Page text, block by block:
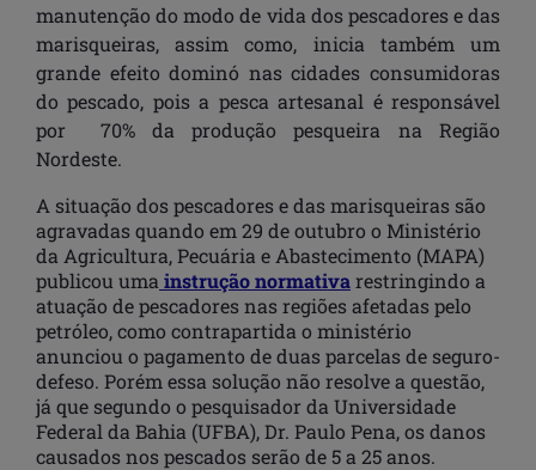
manutenção do modo de vida dos pescadores e das
marisqueiras, assim como, inicia também um
grande efeito dominó nas cidades consumidoras
do pescado, pois a pesca artesanal é responsável
por 70% da produção pesqueira na Região
Nordeste.
A situação dos pescadores e das marisqueiras são
agravadas quando em 29 de outubro o Ministério
da Agricultura, Pecuária e Abastecimento (MAPA)
publicou uma instrução normativarestringindo a
atuação de pescadores nas regiões afetadas pelo
petróleo, como contrapartida o ministério
anunciou o pagamento de duas parcelas de seguro-
defeso. Porém essa solução não resolve a questão,
já que segundo o pesquisador da Universidade
Federal da Bahia (UFBA), Dr. Paulo Pena, os danos
causados nos pescados serão de 5 a 25 anos.